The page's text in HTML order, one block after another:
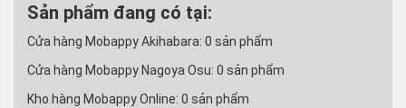
Sản phẩm đang có tại:
Cửa hàng Mobappy Akihabara: 0 sản phẩm
Cửa hàng Mobappy Nagoya Osu: 0 sản phẩm
Kho hàng Mobappy Online: 0 sản phẩm